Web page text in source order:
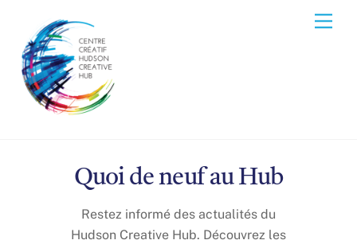
content
Quoi de neuf au Hub
Restez informé des actualités du
Hudson Creative Hub. Découvrez les